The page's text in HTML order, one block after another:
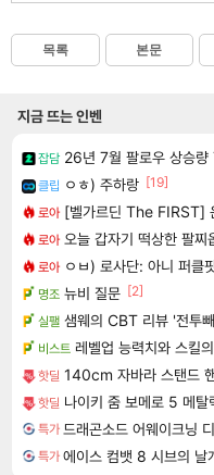
목록 본문
지금 뜨는 인벤
잡담 26년 7월 팔로우 상승
클립 ㅇㅎ) 주하랑 [19]
로아 [벨가르딘 The FIRST]
로아 오늘 갑자기 떡상한 팔찌
로아 ㅇㅂ) 로사단: 아니 퍼클
명조 뉴비 질문 [2]
실팰 샘웨의 CBT 리뷰 '전투
비스트 레벨업 능력치와 스킬
핫딜 140cm 자바라 스탠드
핫딜 나이키 줌 보메로 5 메
특가
특가